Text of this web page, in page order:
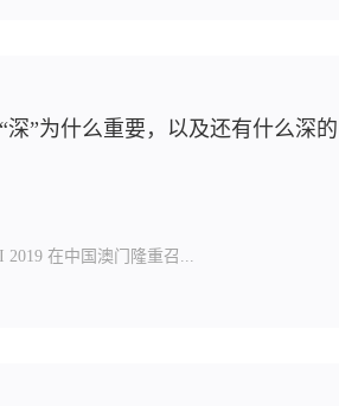
深”为什么重要，以及还有什么深的
在中国澳门隆重召...